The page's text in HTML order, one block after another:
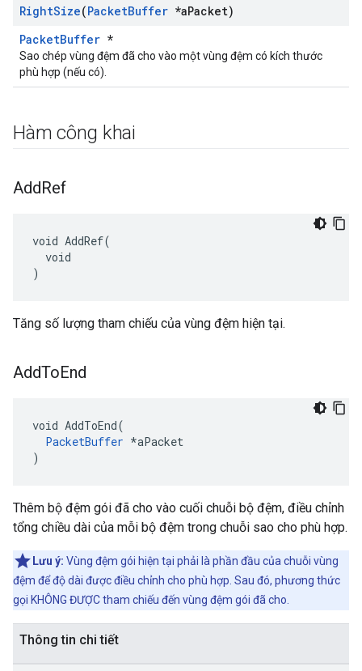
RightSize(PacketBuffer *aPacket)
PacketBuffer *
Sao chép vùng đệm đã cho vào một vùng đệm có kích thước
phù hợp (nếu có).
Hàm công khai
AddRef
void AddRef(
  void
)
Tăng số lượng tham chiếu của vùng đệm hiện tại.
AddToEnd
void AddToEnd(
PacketBuffer *aPacket
)
Thêm bộ đệm gói đã cho vào cuối chuỗi bộ đệm, điều chỉnh
tổng chiều dài của mỗi bộ đệm trong chuỗi sao cho phù hợp.
Lưu ý: Vùng đệm gói hiện tại phải là phần đầu của chuỗi vùng
đệm để độ dài được điều chỉnh cho phù hợp. Sau đó, phương thức
gọi KHÔNG ĐƯỢC tham chiếu đến vùng đệm gói đã cho.
Thông tin chi tiết